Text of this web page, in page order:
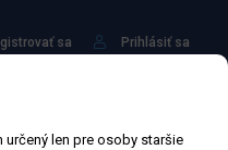
Prihlásiť sa
sa
len pre osoby staršie